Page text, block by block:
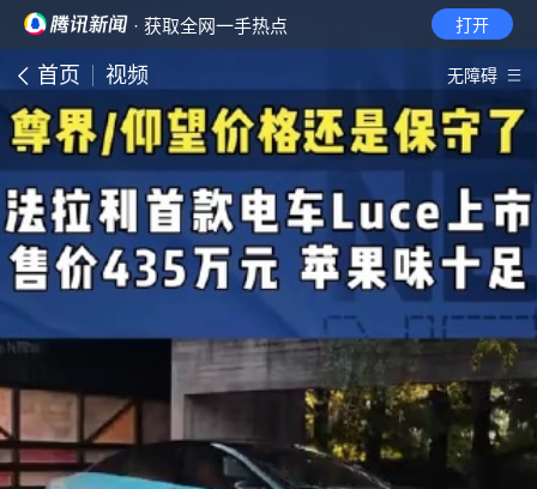
· 获取全网一手热点 打开
首页 视频 无障碍